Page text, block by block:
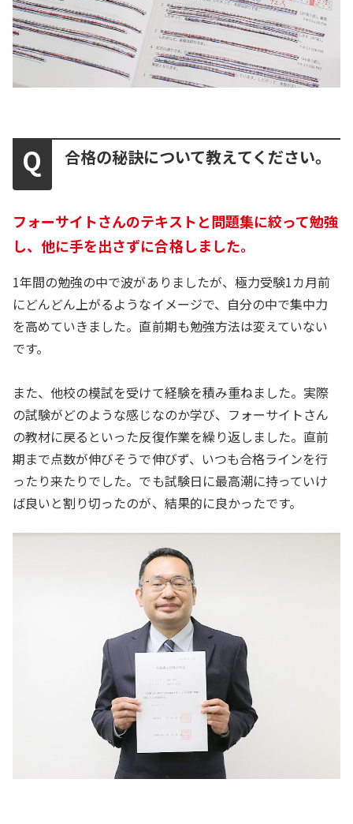
合格の秘訣について教えてください。
フォーサイトさんのテキストと問題集に絞って勉強
し、他に手を出さずに合格しました。
1年間の勉強の中で波がありましたが、極力受験1カ月前
にどんどん上がるようなイメージで、自分の中で集中力
を高めていきました。直前期も勉強方法は変えていない
です。
また、他校の模試を受けて経験を積み重ねました。実際
の試験がどのような感じなのか学び、フォーサイトさん
の教材に戻るといった反復作業を繰り返しました。直前
期まで点数が伸びそうで伸びず、いつも合格ラインを行
ったり来たりでした。でも試験日に最高潮に持っていけ
ば良いと割り切ったのが、結果的に良かったです。